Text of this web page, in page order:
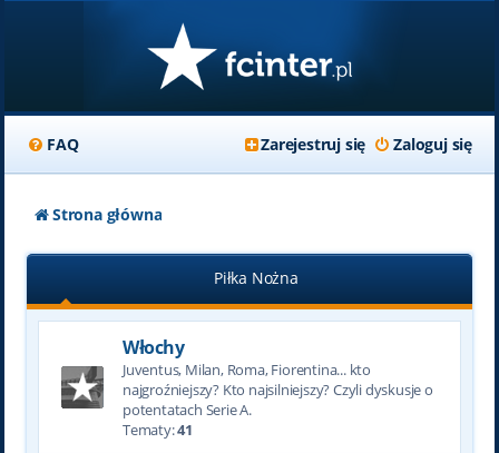
FAQ Zaloguj się
Zarejestruj się
Strona główna
Piłka Nożna
Włochy
Juventus, Milan, Roma, Fiorentina... kto
najgroźniejszy? Kto najsilniejszy? Czyli dyskusje o
potentatach Serie A.
Tematy:41